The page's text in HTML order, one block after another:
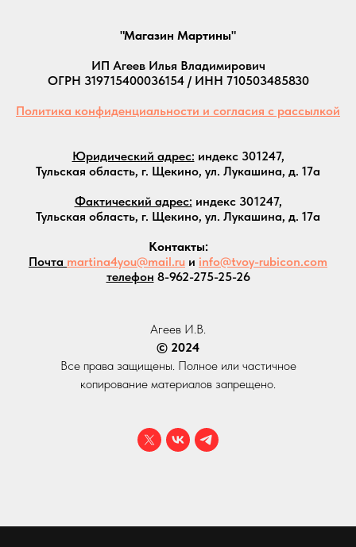
"Магазин Мартины"
ИП Агеев Илья Владимирович
ОГРН 319715400036154 / ИНН 710503485830
Политика конфиденциальности и согласия с рассылкой
Юридический адрес: индекс 301247,
Тульская область, г. Щекино, ул. Лукашина, д. 17а
Фактический адрес: индекс 301247,
Тульская область, г. Щекино, ул. Лукашина, д. 17а
Контакты:
Почта martina4you@mail.ru и info@tvoy-rubicon.com
телефон 8-962-275-25-26
Агеев И.В.
© 2024
Все права защищены. Полное или частичное
копирование материалов запрещено.